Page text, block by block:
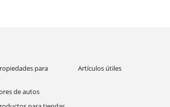
para
de autos
Artículos útiles